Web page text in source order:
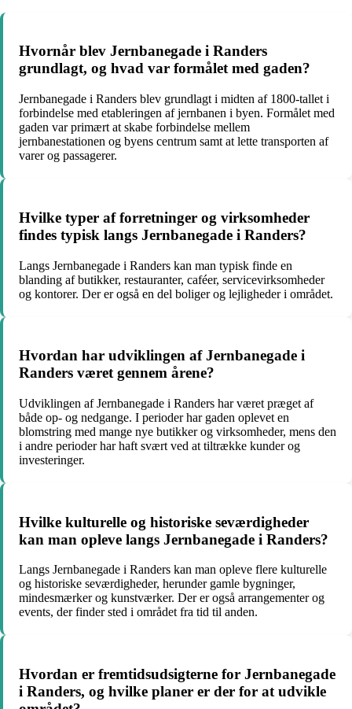
Hvornår blev Jernbanegade i Randers
grundlagt, og hvad var formålet med gaden?
Jernbanegade i Randers blev grundlagt i midten af 1800-tallet i
forbindelse med etableringen af jernbanen i byen. Formålet med
gaden var primært at skabe forbindelse mellem
jernbanestationen og byens centrum samt at lette transporten af
varer og passagerer.
Hvilke typer af forretninger og virksomheder
findes typisk langs Jernbanegade i Randers?
Langs Jernbanegade i Randers kan man typisk finde en
blanding af butikker, restauranter, caféer, servicevirksomheder
og kontorer. Der er også en del boliger og lejligheder i området.
Hvordan har udviklingen af Jernbanegade i
Randers været gennem årene?
Udviklingen af Jernbanegade i Randers har været præget af
både op- og nedgange. I perioder har gaden oplevet en
blomstring med mange nye butikker og virksomheder, mens den
i andre perioder har haft svært ved at tiltrække kunder og
investeringer.
Hvilke kulturelle og historiske seværdigheder
kan man opleve langs Jernbanegade i Randers?
Langs Jernbanegade i Randers kan man opleve flere kulturelle
og historiske seværdigheder, herunder gamle bygninger,
mindesmærker og kunstværker. Der er også arrangementer og
events, der finder sted i området fra tid til anden.
Hvordan er fremtidsudsigterne for Jernbanegade
i Randers, og hvilke planer er der for at udvikle